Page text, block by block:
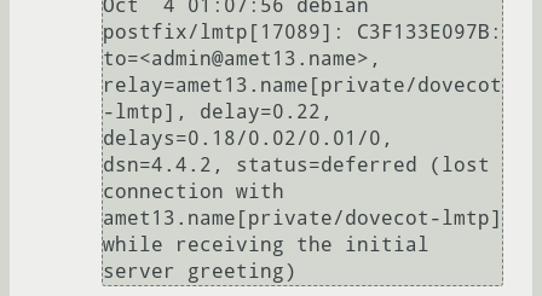
Oct  4 01:07:56 debian
postfix/lmtp[17089]: C3F133E097B:
to=<admin@amet13.name>,
relay=amet13.name[private/dovecot
-lmtp], delay=0.22,
delays=0.18/0.02/0.01/0,
dsn=4.4.2, status=deferred (lost
connection with
amet13.name[private/dovecot-lmtp]
while receiving the initial
server greeting)